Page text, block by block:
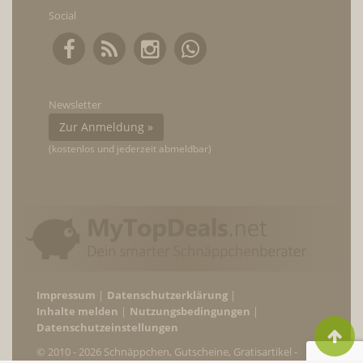
Social
Newsletter
Zur Anmeldung »
(kostenlos und jederzeit abmeldbar)
Impressum
Datenschutzerklärung
Inhalte melden
Nutzungsbedingungen
Datenschutzeinstellungen
© 2010 - 2026 Schnäppchen, Gutscheine, Gratisartikel -